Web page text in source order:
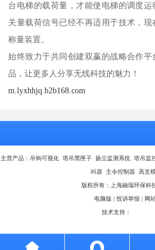
台电梯的载荷量，才能使电梯的调度
关量载荷信号已经不再适用于技术，
称量装置。
始终致力于共同创建双赢的战略合作
品，让更多人分享无线科技的魅力！
m.lyxhhjq.b2b168.com
主营产品：吊钩可视化 塔吊黑匣子 扬尘监测系统 塔吊
叫器 主令控制器 高支
版权所有：上海融瑞环保科
电脑版 | 投诉举报 | 网
技术支持：